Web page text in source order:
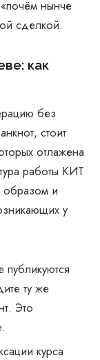
нынче
сделкой.
как
без
стоит
отлажена
работы КИТ
образом и
у
публикуются
ту же
Это
курса